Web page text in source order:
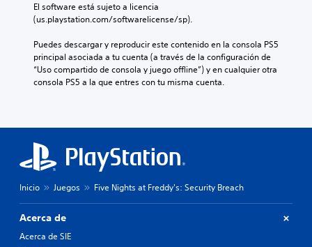
El software está sujeto a licencia
(us.playstation.com/softwarelicense/sp).
Puedes descargar y reproducir este contenido en la consola PS5
principal asociada a tu cuenta (a través de la configuración de
“Uso compartido de consola y juego offline”) y en cualquier otra
consola PS5 a la que entres con tu misma cuenta.
Inicio Juegos Five Nights at Freddy's: Security Breach
Acerca de
Acerca de SIE